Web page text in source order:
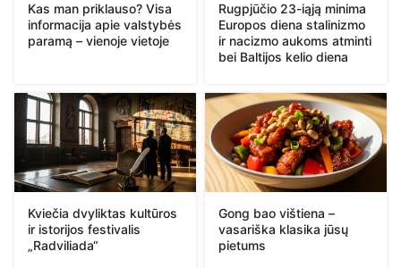
Kas man priklauso? Visa
informacija apie valstybės
paramą – vienoje vietoje
Rugpjūčio 23-iąją minima
Europos diena stalinizmo
ir nacizmo aukoms atminti
bei Baltijos kelio diena
Kviečia dvyliktas kultūros
ir istorijos festivalis
„Radviliada“
Gong bao vištiena –
vasariška klasika jūsų
pietums